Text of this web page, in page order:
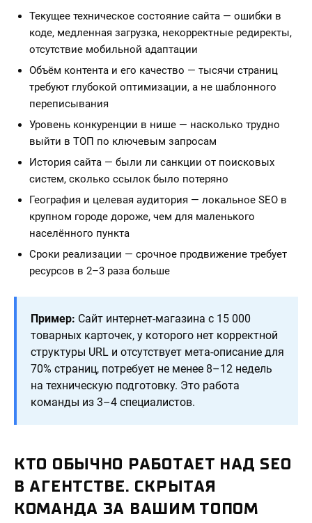
Текущее техническое состояние сайта — ошибки в
коде, медленная загрузка, некорректные редиректы,
отсутствие мобильной адаптации
Объём контента и его качество — тысячи страниц
требуют глубокой оптимизации, а не шаблонного
переписывания
Уровень конкуренции в нише — насколько трудно
выйти в ТОП по ключевым запросам
История сайта — были ли санкции от поисковых
систем, сколько ссылок было потеряно
География и целевая аудитория — локальное SEO в
крупном городе дороже, чем для маленького
населённого пункта
Сроки реализации — срочное продвижение требует
ресурсов в 2–3 раза больше
Пример: Сайт интернет-магазина с 15 000
товарных карточек, у которого нет корректной
структуры URL и отсутствует мета-описание для
70% страниц, потребует не менее 8–12 недель
на техническую подготовку. Это работа
команды из 3–4 специалистов.
КТО ОБЫЧНО РАБОТАЕТ НАД SEO
В АГЕНТСТВЕ. СКРЫТАЯ
КОМАНДА ЗА ВАШИМ ТОПОМ